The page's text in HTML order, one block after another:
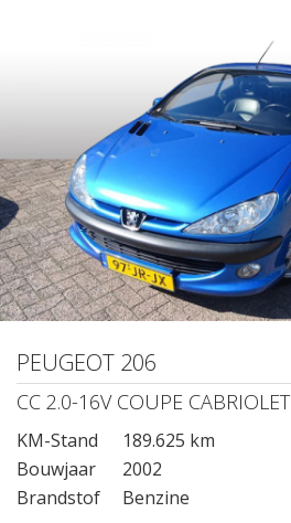
PEUGEOT 206
CC 2.0-16V COUPE CABRIOLET
KM-Stand
189.625 km
Bouwjaar
2002
Brandstof
Benzine